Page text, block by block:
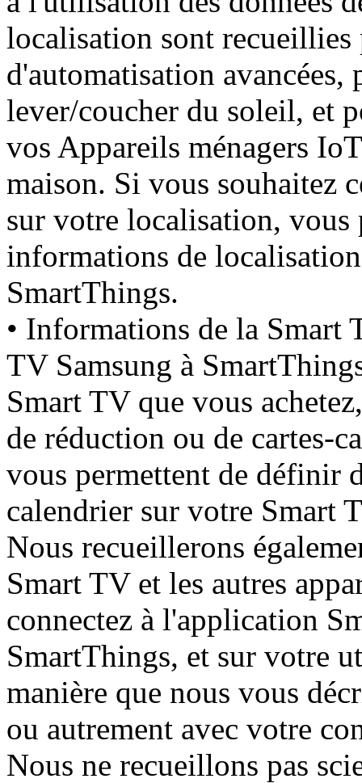
localisation sont
d'automatisation
lever/coucher du soleil, et
vos Appareils ménagers
maison. Si vous souhaitez
sur votre localisation,
informations de
SmartThings.
• Informations de la Smart
TV Samsung à
Smart TV que vous
de réduction ou de cartes-
vous permettent de définir
calendrier sur votre Smart
Nous recueillerons
Smart TV et les autres
connectez à l'application
SmartThings, et sur votre
manière que nous vous
ou autrement avec votre
Nous ne recueillons pas